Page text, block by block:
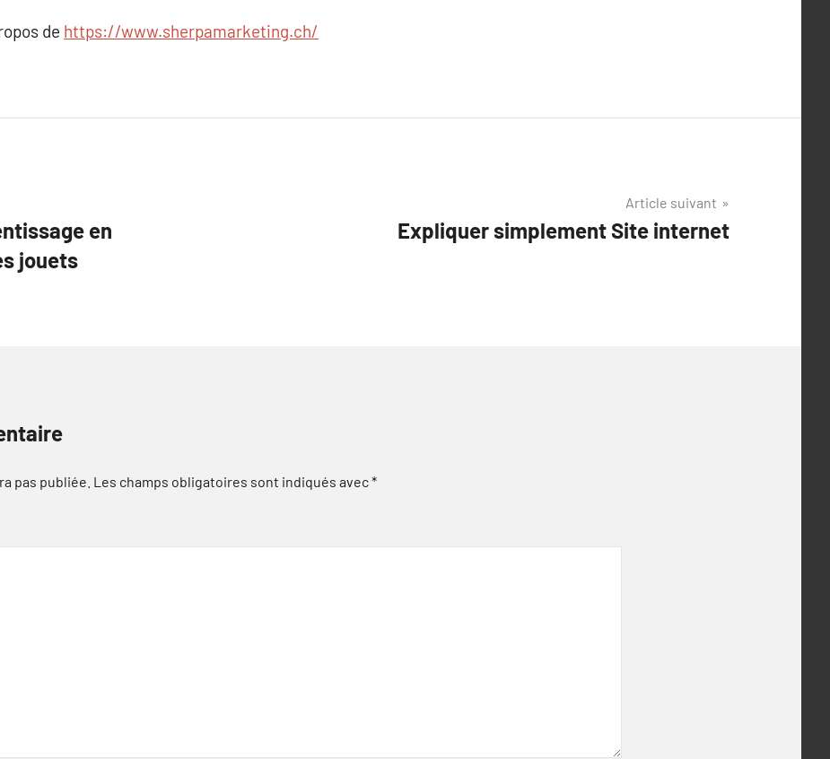
de https://www.sherpamarketing.ch/
en
jouets
Article suivant
Expliquer simplement Site internet
pas publiée. Les champs obligatoires sont indiqués avec*